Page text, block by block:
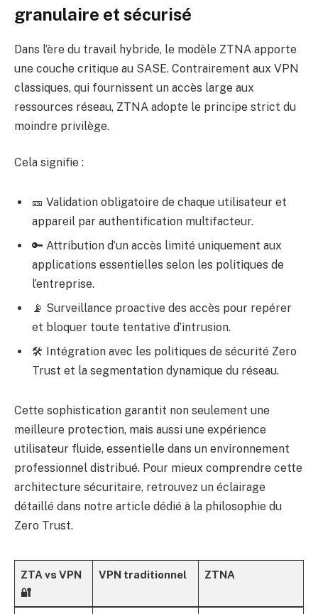
granulaire et sécurisé
Dans l’ère du travail hybride, le modèle ZTNA apporte
une couche critique au SASE. Contrairement aux VPN
classiques, qui fournissent un accès large aux
ressources réseau, ZTNA adopte le principe strict du
moindre privilège.
Cela signifie :
🎫 Validation obligatoire de chaque utilisateur et
appareil par authentification multifacteur.
🔑 Attribution d’un accès limité uniquement aux
applications essentielles selon les politiques de
l’entreprise.
📡 Surveillance proactive des accès pour repérer
et bloquer toute tentative d’intrusion.
🛠️ Intégration avec les politiques de sécurité Zero
Trust et la segmentation dynamique du réseau.
Cette sophistication garantit non seulement une
meilleure protection, mais aussi une expérience
utilisateur fluide, essentielle dans un environnement
professionnel distribué. Pour mieux comprendre cette
architecture sécuritaire, retrouvez un éclairage
détaillé dans notre article dédié à la philosophie du
Zero Trust.
ZTA vs VPN
🔐
VPN traditionnel ZTNA